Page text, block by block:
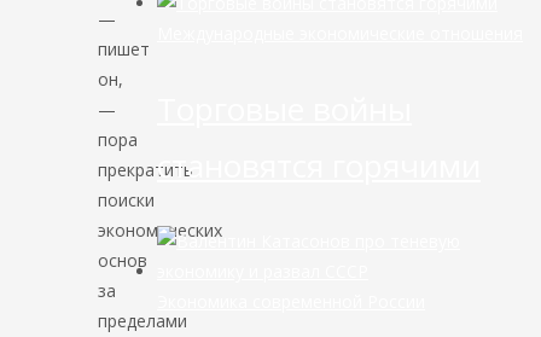
—
пишет
он,
—
пора
прекратить
поиски
экономических
основ
за
пределами
становятся горячими